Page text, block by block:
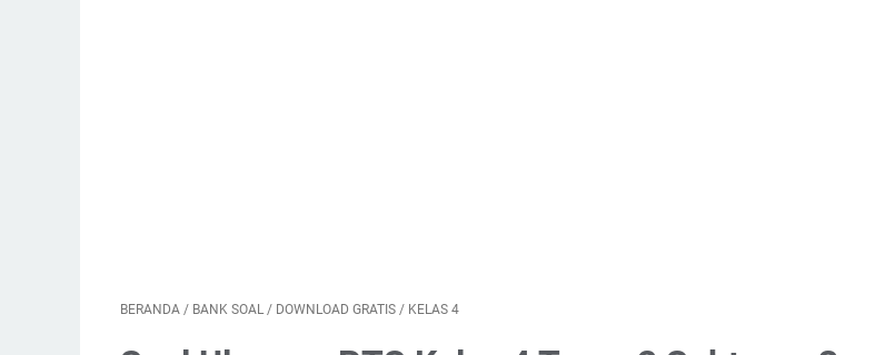
BERANDA / BANK SOAL / DOWNLOAD GRATIS / KELAS 4